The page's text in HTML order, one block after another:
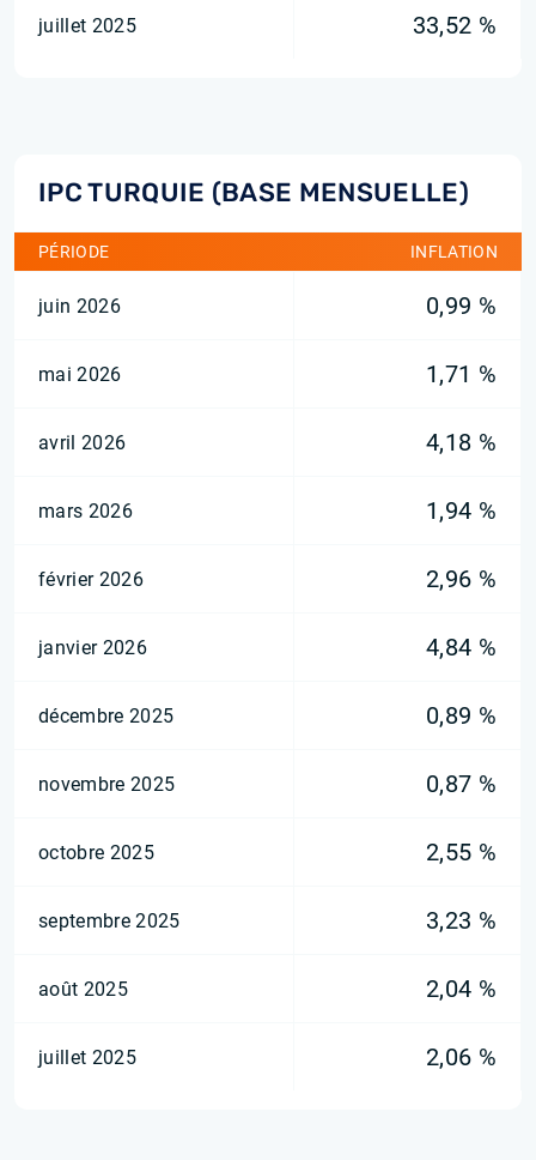
juillet 2025 33,52 %
IPC TURQUIE (BASE MENSUELLE)
PÉRIODE INFLATION
juin 2026 0,99 %
mai 2026 1,71 %
avril 2026 4,18 %
mars 2026 1,94 %
février 2026 2,96 %
janvier 2026 4,84 %
décembre 2025 0,89 %
novembre 2025 0,87 %
octobre 2025 2,55 %
septembre 2025 3,23 %
août 2025 2,04 %
juillet 2025 2,06 %